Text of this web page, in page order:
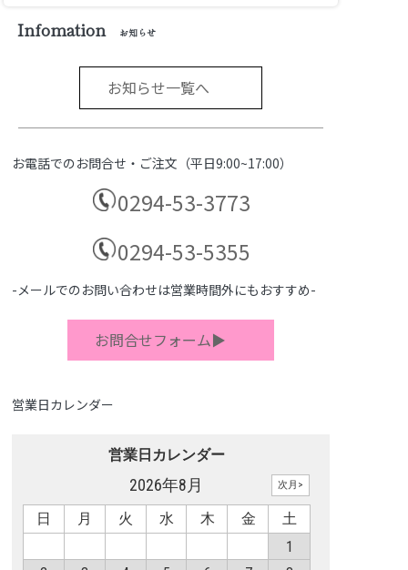
Infomation お知らせ
お知らせ一覧へ
お電話でのお問合せ・ご注文（平日9:00~17:00）
0294-53-3773
0294-53-5355
-メールでのお問い合わせは営業時間外にもおすすめ-
お問合せフォーム▶
営業日カレンダー